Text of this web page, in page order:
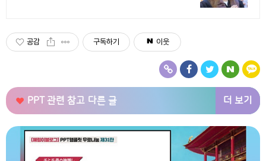
서/24시진행
공감 구독하기 이웃
PPT 관련 참고 다른 글 더 보기